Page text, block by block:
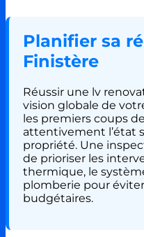
Planifier sa
Finistère
Réussir une lv
vision globale de
les premiers coups
attentivement l’état
propriété. Une
de prioriser les
thermique, le
plomberie pour
budgétaires.